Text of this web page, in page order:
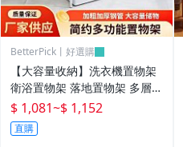
BetterPick丨好選購
【大容量收納】洗衣機置物架
衛浴置物架 落地置物架 多層收
納架 浴室收納架 簡約家用 防
水防潮 免打孔安裝 側邊掛勾設
計 陽臺洗衣房適用
$ 1,081~$ 1,152
直購